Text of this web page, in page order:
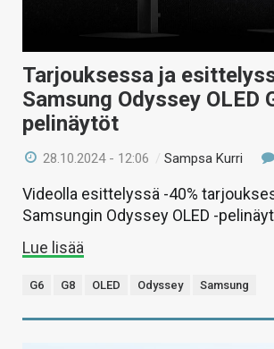
Tarjouksessa ja
Samsung Odyssey OLED
pelinäytöt
28.10.2024 - 12:06 /Sampsa Kurri
Videolla esittelyssä -40%
Samsungin Odyssey OLED -
Lue lisää
G6 G8 OLED Odyssey Samsung